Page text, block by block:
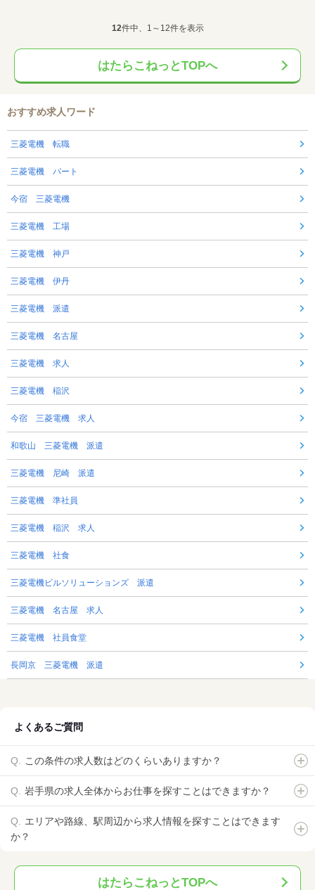
12件中、1～12件を表示
はたらこねっとTOPへ
おすすめ求人ワード
三菱電機 転職
三菱電機 パート
今宿 三菱電機
三菱電機 工場
三菱電機 神戸
三菱電機 伊丹
三菱電機 派遣
三菱電機 名古屋
三菱電機 求人
三菱電機 稲沢
今宿 三菱電機 求人
和歌山 三菱電機 派遣
三菱電機 尼崎 派遣
三菱電機 準社員
三菱電機 稲沢 求人
三菱電機 社食
三菱電機ビルソリューションズ 派遣
三菱電機 名古屋 求人
三菱電機 社員食堂
長岡京 三菱電機 派遣
よくあるご質問
この条件の求人数はどのくらいありますか？
岩手県の求人全体からお仕事を探すことはできますか？
エリアや路線、駅周辺から求人情報を探すことはできます
か？
はたらこねっとTOPへ